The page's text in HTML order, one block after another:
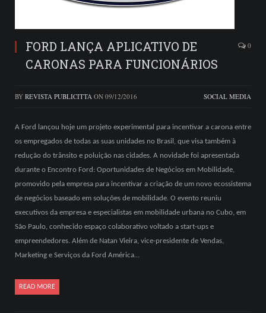
FORD LANÇA APLICATIVO DE
CARONAS PARA FUNCIONÁRIOS
0
BY REVISTA PUBLICITTA ON 09/12/2016 SOCIAL MEDIA
A Ford lançou hoje um projeto experimental para incentivar a carona entre
os empregados de todas as suas unidades no Brasil, que visa também à
redução do trânsito e poluição nas cidades. A novidade foi apresentada
durante o Encontro Ford: Oportunidades de Negócios em Mobilidade,
promovido pela empresa para incentivar a criação de um novo ecossistema
de negócios baseado em soluções de mobilidade. O evento reuniu
executivos da empresa e especialistas em mobilidade urbana no Cubo, em
São Paulo, conhecido espaço colaborativo voltado a start-ups e
empreendedores. Além de Natan Vieira, vice-presidente de Vendas,
Marketing e Serviços da Ford América…
READ MORE